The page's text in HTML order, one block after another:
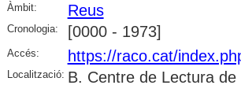
Àmbit:
Reus
Cronologia: [0000 - 1973]
Accés: https://raco.cat/
Localització: B. Centre de Lectura de